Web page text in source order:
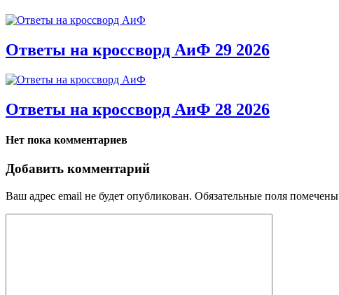
Ответы на кроссворд АиФ 29 2026
Ответы на кроссворд АиФ 28 2026
Нет пока комментариев
Добавить комментарий
Ваш адрес email не будет опубликован. Обязательные поля помечены